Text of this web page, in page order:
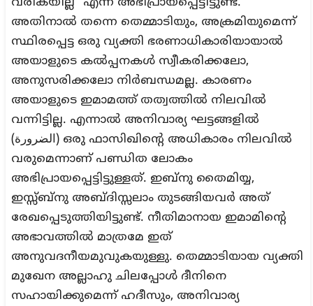
അതിനാൽ തന്നെ തെമ്മാടിയും, അക്രമിയുമെന്ന്
സ്ഥിരപ്പെട്ട ഒരു വ്യക്തി ഭരണാധികാരിയായാൽ
അയാളുടെ കൽപ്പനകൾ സ്വീകരിക്കലോ,
അനുസരിക്കലോ നിർബന്ധമല്ല. കാരണം
അയാളുടെ ഇമാമത്ത് തത്വത്തിൽ നിലവിൽ
വന്നിട്ടില്ല. എന്നാൽ അനിവാര്യ ഘട്ടങ്ങളിൽ
(الضرورة) ഒരു ഫാസിഖിന്റെ അധികാരം നിലവിൽ
വരുമെന്നാണ് പണ്ഡിത ലോകം
അഭിപ്രായപ്പെട്ടിട്ടുള്ളത്. ഇബ്നു തൈമിയ്യ,
ഇസ്സ്ബ്നു അബ്ദിസ്സലാം തുടങ്ങിയവർ അത്
രേഖപ്പെടുത്തിയിട്ടുണ്ട്. നീതിമാനായ ഇമാമിന്റെ
അഭാവത്തിൽ മാത്രമേ ഇത്
അനുവദനീയമുവുകയുള്ളു. തെമ്മാടിയായ വ്യക്തി
മുഖേന അല്ലാഹു ചിലപ്പോൾ ദീനിനെ
സഹായിക്കുമെന്ന് ഹദീസും, അനിവാര്യ